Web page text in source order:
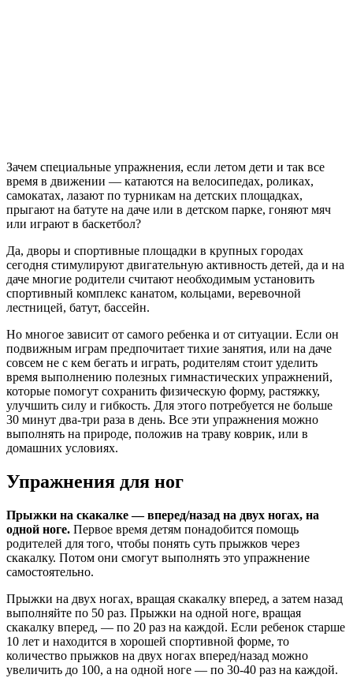
Зачем специальные упражнения, если летом дети и так все
время в движении — катаются на велосипедах, роликах,
самокатах, лазают по турникам на детских площадках,
прыгают на батуте на даче или в детском парке, гоняют мяч
или играют в баскетбол?
Да, дворы и спортивные площадки в крупных городах
сегодня стимулируют двигательную активность детей, да и на
даче многие родители считают необходимым установить
спортивный комплекс канатом, кольцами, веревочной
лестницей, батут, бассейн.
Но многое зависит от самого ребенка и от ситуации. Если он
подвижным играм предпочитает тихие занятия, или на даче
совсем не с кем бегать и играть, родителям стоит уделить
время выполнению полезных гимнастических упражнений,
которые помогут сохранить физическую форму, растяжку,
улучшить силу и гибкость. Для этого потребуется не больше
30 минут два-три раза в день. Все эти упражнения можно
выполнять на природе, положив на траву коврик, или в
домашних условиях.
Упражнения для ног
Прыжки на скакалке — вперед/назад на двух ногах, на
одной ноге. Первое время детям понадобится помощь
родителей для того, чтобы понять суть прыжков через
скакалку. Потом они смогут выполнять это упражнение
самостоятельно.
Прыжки на двух ногах, вращая скакалку вперед, а затем назад
выполняйте по 50 раз. Прыжки на одной ноге, вращая
скакалку вперед, — по 20 раз на каждой. Если ребенок старше
10 лет и находится в хорошей спортивной форме, то
количество прыжков на двух ногах вперед/назад можно
увеличить до 100, а на одной ноге — по 30-40 раз на каждой.